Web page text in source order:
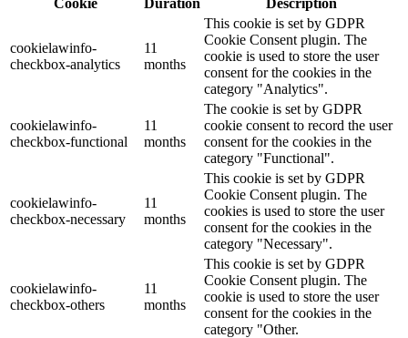
cookielawinfo-
checkbox-analytics
11
months
This cookie is set by GDPR
Cookie Consent plugin. The
cookie is used to store the user
consent for the cookies in the
category "Analytics".
cookielawinfo-
checkbox-functional
11
months
The cookie is set by GDPR
cookie consent to record the user
consent for the cookies in the
category "Functional".
cookielawinfo-
checkbox-necessary
11
months
This cookie is set by GDPR
Cookie Consent plugin. The
cookies is used to store the user
consent for the cookies in the
category "Necessary".
cookielawinfo-
checkbox-others
11
months
This cookie is set by GDPR
Cookie Consent plugin. The
cookie is used to store the user
consent for the cookies in the
category "Other.